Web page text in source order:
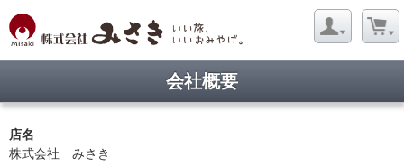
会社概要
店名
株式会社 みさき